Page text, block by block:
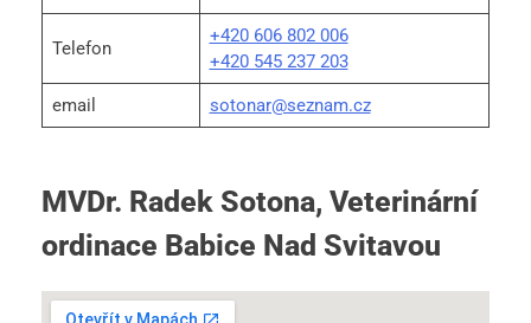
Telefon
+420 606 802 006
+420 545 237 203
email sotonar@seznam.cz
MVDr. Radek Sotona, Veterinární
ordinace Babice Nad Svitavou